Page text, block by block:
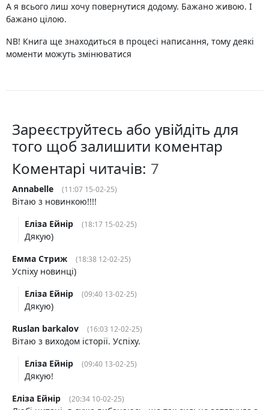
А я всього лиш хочу повернутися додому. Бажано живою. І
бажано цілою.
NB! Книга ще знаходиться в процесі написання, тому деякі
моменти можуть змінюватися
Зареєструйтесь або увійдіть для
того щоб залишити коментар
Коментарі читачів:
Annabelle (11:07 15-02-25)
Вітаю з новинкою!!!!
Еліза Ейнір
(18:17 15-02-25)
Дякую)
Емма Стриж
(18:38 12-02-25)
Успіху новинці)
Еліза Ейнір
(09:40 13-02-25)
Дякую)
Ruslan barkalov
(16:03 12-02-25)
Вітаю з виходом історії. Успіху.
Еліза Ейнір
(09:40 13-02-25)
Дякую!
Еліза Ейнір
(20:34 10-02-25)